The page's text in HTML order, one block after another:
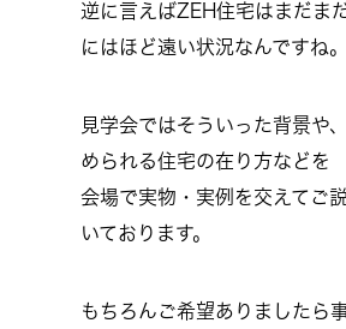
逆に言えばZEH住宅はまだま
にはほど遠い状況なんですね。
見学会ではそういった背景や
められる住宅の在り方などを
会場で実物・実例を交えてご
いております。
もちろんご希望ありましたら